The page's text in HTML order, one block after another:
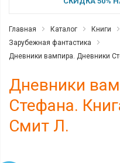
Главная Каталог Книги
Зарубежная фантастика
Дневники вампира. Дневники
Дневники
Стефана.
Смит Л.